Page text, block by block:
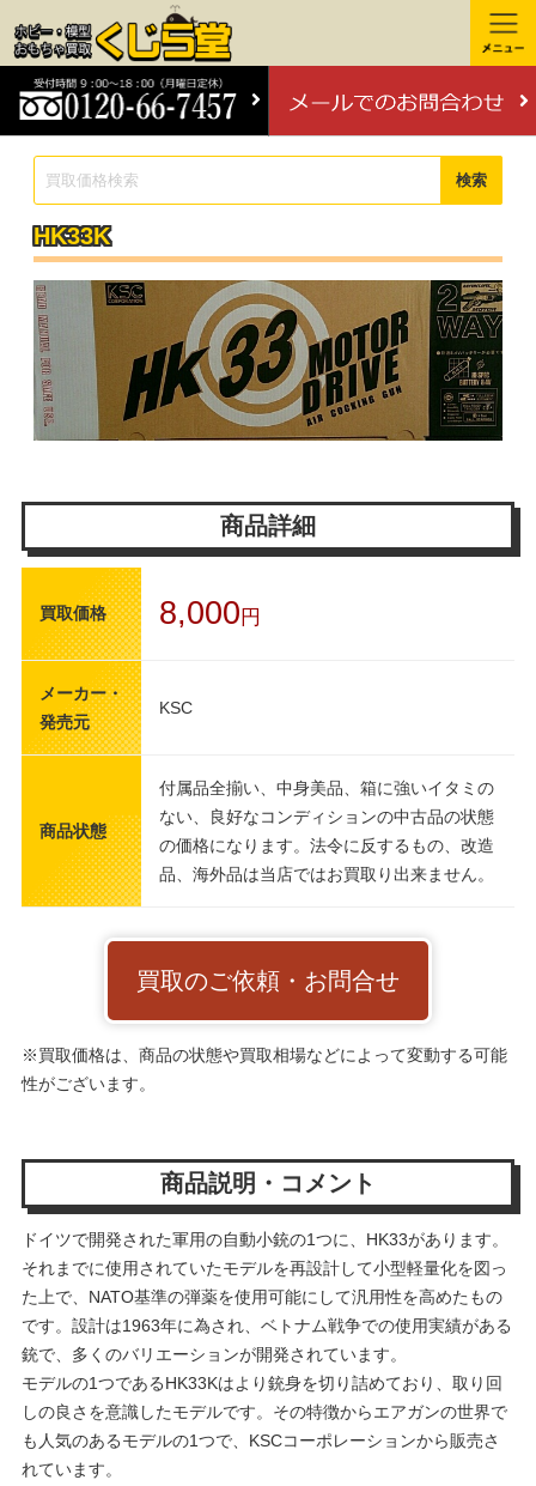
検索
HK33K
商品詳細
買取価格 8,000 円
メーカー・
発売元
KSC
商品状態
付属品全揃い、中身美品、箱に強いイタミの
ない、良好なコンディションの中古品の状態
の価格になります。法令に反するもの、改造
品、海外品は当店ではお買取り出来ません。
買取のご依頼・お問合せ
※買取価格は、商品の状態や買取相場などによって変動する可能
性がございます。
商品説明・コメント
ドイツで開発された軍用の自動小銃の1つに、HK33があります。
それまでに使用されていたモデルを再設計して小型軽量化を図っ
た上で、NATO基準の弾薬を使用可能にして汎用性を高めたもの
です。設計は1963年に為され、ベトナム戦争での使用実績がある
銃で、多くのバリエーションが開発されています。
モデルの1つであるHK33Kはより銃身を切り詰めており、取り回
しの良さを意識したモデルです。その特徴からエアガンの世界で
も人気のあるモデルの1つで、KSCコーポレーションから販売さ
れています。